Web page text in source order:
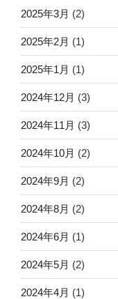
2025年3月 (2)
2025年2月 (1)
2025年1月 (1)
2024年12月 (3)
2024年11月 (3)
2024年10月 (2)
2024年9月 (2)
2024年8月 (2)
2024年6月 (1)
2024年5月 (2)
2024年4月 (1)